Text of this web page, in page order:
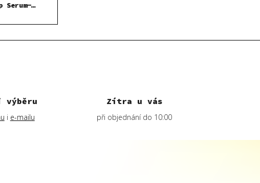
výběru
i e-mailu
Zítra u vás
při objednání do 10:00
Serum-